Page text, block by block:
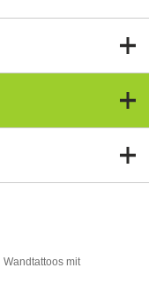
Wandtattoos mit